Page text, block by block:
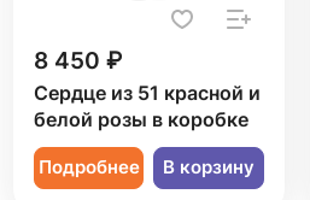
8 450 ₽
Сердце из 51 красной и
белой розы в коробке
Подробнее В корзину